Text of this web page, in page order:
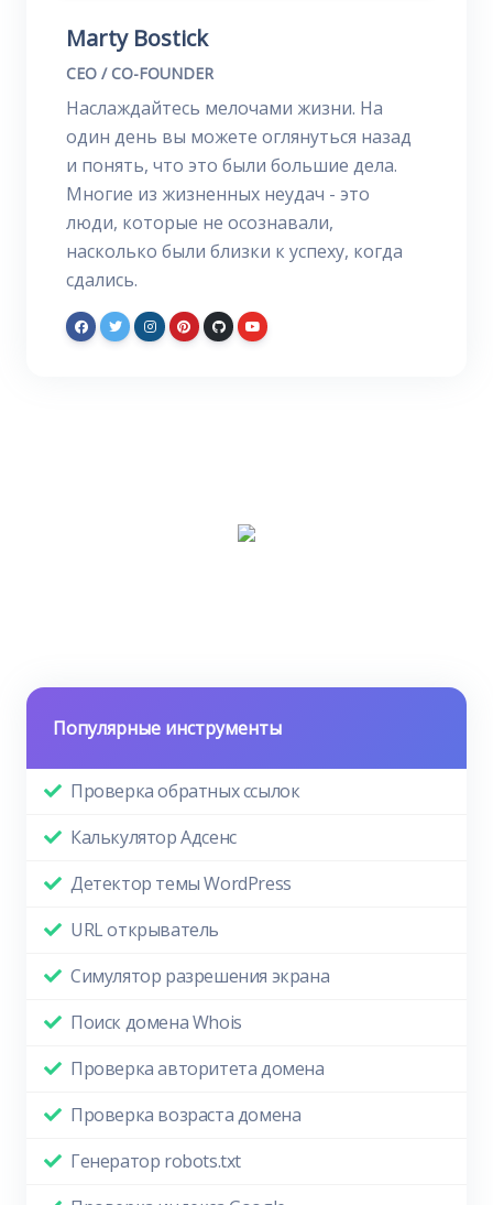
Marty Bostick
CEO / CO-FOUNDER
Наслаждайтесь мелочами жизни. На
один день вы можете оглянуться назад
и понять, что это были большие дела.
Многие из жизненных неудач - это
люди, которые не осознавали,
насколько были близки к успеху, когда
сдались.
Популярные инструменты
Проверка обратных ссылок
Калькулятор Адсенс
Детектор темы WordPress
URL открыватель
Симулятор разрешения экрана
Поиск домена Whois
Проверка авторитета домена
Проверка возраста домена
Генератор robots.txt